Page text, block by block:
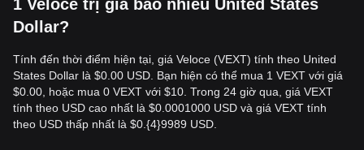
1 Veloce trị giá bao nhiêu United States
Dollar?
Tính đến thời điểm hiện tại, giá Veloce (VEXT) tính theo United
States Dollar là $0.00 USD. Bạn hiện có thể mua 1 VEXT với giá
$0.00, hoặc mua 0 VEXT với $10. Trong 24 giờ qua, giá VEXT
tính theo USD cao nhất là $0.0001000 USD và giá VEXT tính
theo USD thấp nhất là $0.{​4}9989 USD.